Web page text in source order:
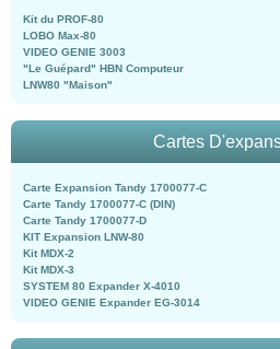
Kit du PROF-80
LOBO Max-80
VIDEO GENIE 3003
"Le Guépard" HBN Computeur
LNW80 "Maison"
Cartes
Carte Expansion Tandy 1700077-C
Carte Tandy 1700077-C (DIN)
Carte Tandy 1700077-D
KIT Expansion LNW-80
Kit MDX-2
Kit MDX-3
SYSTEM 80 Expander X-4010
VIDEO GENIE Expander EG-3014